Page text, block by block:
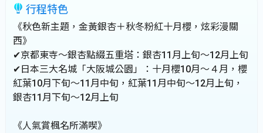
行程特色
《秋色新主題，金黃銀杏＋秋冬粉紅十月櫻，炫彩漫關
西》
✔京都東寺～銀杏點綴五重塔：銀杏11月上旬～12月上旬
✔日本三大名城「大阪城公園」：十月櫻10月～４月，櫻
紅葉10月下旬～11月中旬，紅葉11月中旬～12月上旬，
銀杏11月下旬～12月上旬
《人氣賞楓名所滿喫》